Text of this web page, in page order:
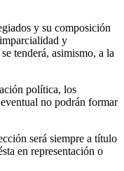
y su composición
y
tenderá, asimismo, a la
política, los
no podrán formar
será siempre a título
en representación o